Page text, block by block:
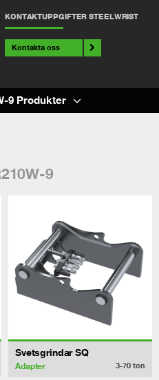
KONTAKTUPPGIFTER STEELWRIST
Kontakta oss
9
Svetsgrindar SQ
Adapter 3-70 ton
9 Produkter